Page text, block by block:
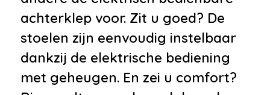
Elektrisch glazen panorama-
dak
•
Getint glas
Keyless entry
•LED achterlichten
achterklep voor. Zit u goed? De
stoelen zijn eenvoudig instelbaar
dankzij de elektrische bediening
met geheugen. En zei u comfort?